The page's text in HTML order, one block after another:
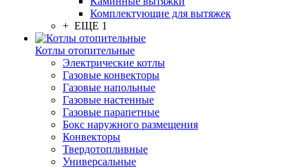
Комплектующие для вытяжек
+ ЕЩЕ 1
Котлы отопительные
Электрические котлы
Газовые конвекторы
Газовые напольные
Газовые настенные
Газовые парапетные
Бокс наружного размещения
Конвекторы
Твердотопливные
Универсальные